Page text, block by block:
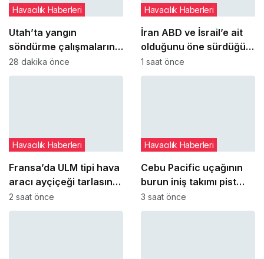
Utah’ta yangın
söndürme çalışmalarına
katılan helikopter düştü:
2 pilot hayatını kaybetti
Havacılık Haberleri
28 dakika önce
İran ABD ve İsrail’e ait
olduğunu öne sürdüğü
hava araçlarının
enkazlarını sergiledi
Havacılık Haberleri
1 saat önce
Fransa’da ULM tipi hava
aracı ayçiçeği tarlasına
‘paraşüt sistemini’
açarak indi
Havacılık Haberleri
2 saat önce
Cebu Pacific uçağının
burun iniş takımı pist
dönüşünde çim alana
çıktı
Havacılık Haberleri
3 saat önce